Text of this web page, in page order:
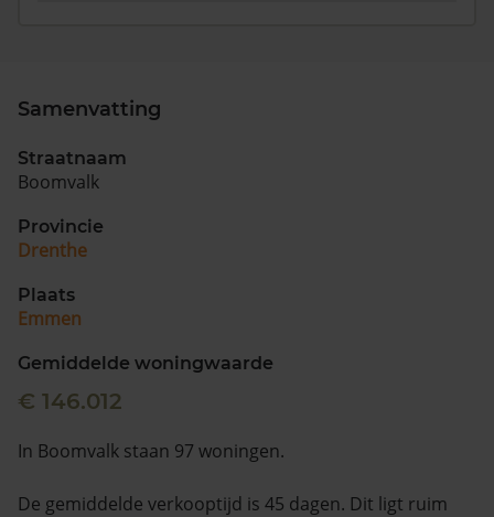
Samenvatting
Straatnaam
Boomvalk
Provincie
Drenthe
Plaats
Emmen
Gemiddelde woningwaarde
€ 146.012
In Boomvalk staan 97 woningen.
De gemiddelde verkooptijd is 45 dagen. Dit ligt ruim